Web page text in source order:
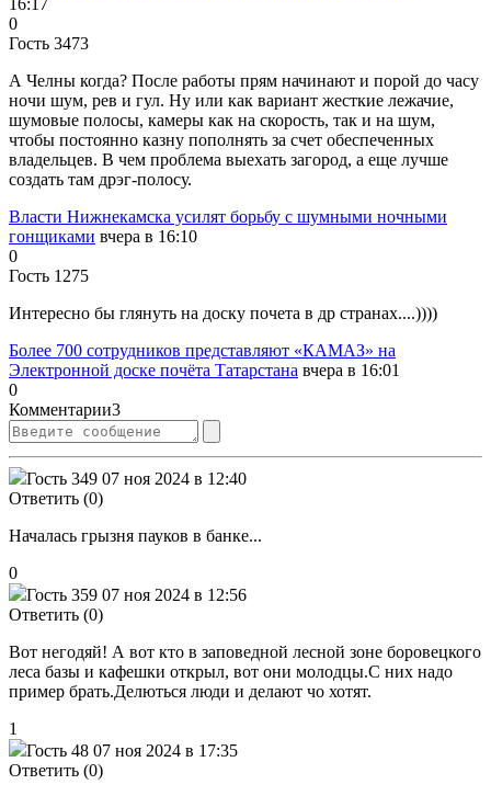
0
Гость 3473
А Челны когда? После работы прям начинают и порой до часу
ночи шум, рев и гул. Ну или как вариант жесткие лежачие,
шумовые полосы, камеры как на скорость, так и на шум,
чтобы постоянно казну пополнять за счет обеспеченных
владельцев. В чем проблема выехать загород, а еще лучше
создать там дрэг-полосу.
Власти Нижнекамска усилят борьбу с шумными ночными
гонщиками вчера в 16:10
0
Гость 1275
Интересно бы глянуть на доску почета в др странах....))))
Более 700 сотрудников представляют «КАМАЗ» на
Электронной доске почёта Татарстана вчера в 16:01
0
Комментарии3
Гость 349 07 ноя 2024 в 12:40
Ответить (0)
Началась грызня пауков в банке...
0
Гость 359 07 ноя 2024 в 12:56
Ответить (0)
Вот негодяй! А вот кто в заповедной лесной зоне боровецкого
леса базы и кафешки открыл, вот они молодцы.С них надо
пример брать.Делються люди и делают чо хотят.
1
Гость 48 07 ноя 2024 в 17:35
Ответить (0)